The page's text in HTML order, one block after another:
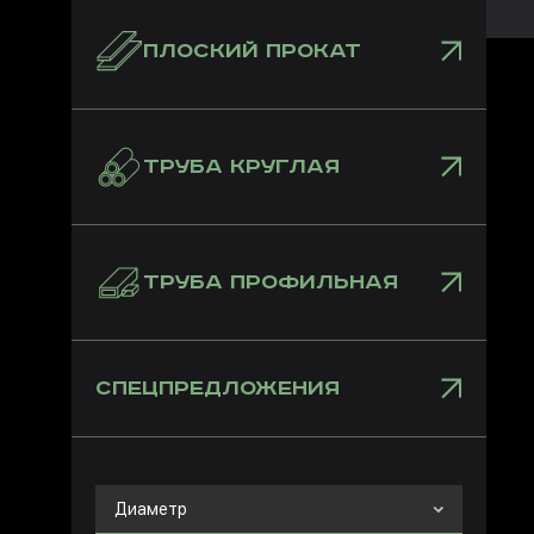
ПЛОСКИЙ ПРОКАТ
ТРУБА КРУГЛАЯ
ТРУБА ПРОФИЛЬНАЯ
СПЕЦПРЕДЛОЖЕНИЯ
Диаметр